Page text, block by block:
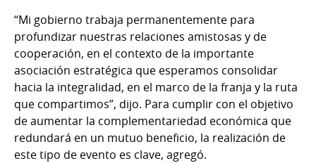
“Mi gobierno trabaja permanentemente para
profundizar nuestras relaciones amistosas y de
cooperación, en el contexto de la importante
asociación estratégica que esperamos consolidar
hacia la integralidad, en el marco de la franja y la ruta
que compartimos”, dijo. Para cumplir con el objetivo
de aumentar la complementariedad económica que
redundará en un mutuo beneficio, la realización de
este tipo de evento es clave, agregó.